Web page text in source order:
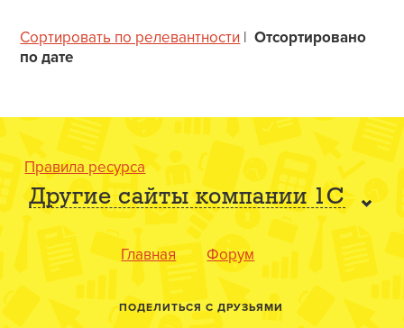
Сортировать по релевантности |Отсортировано
по дате
Правила ресурса
Другие сайты компании 1С
Главная Форум
ПОДЕЛИТЬСЯ С ДРУЗЬЯМИ